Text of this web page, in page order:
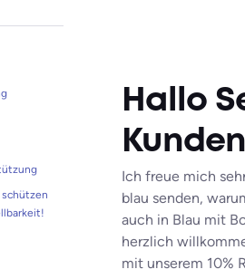
Hallo
Ich freue mich
blau senden,
auch in Blau mit
herzlich
mit unserem 10%